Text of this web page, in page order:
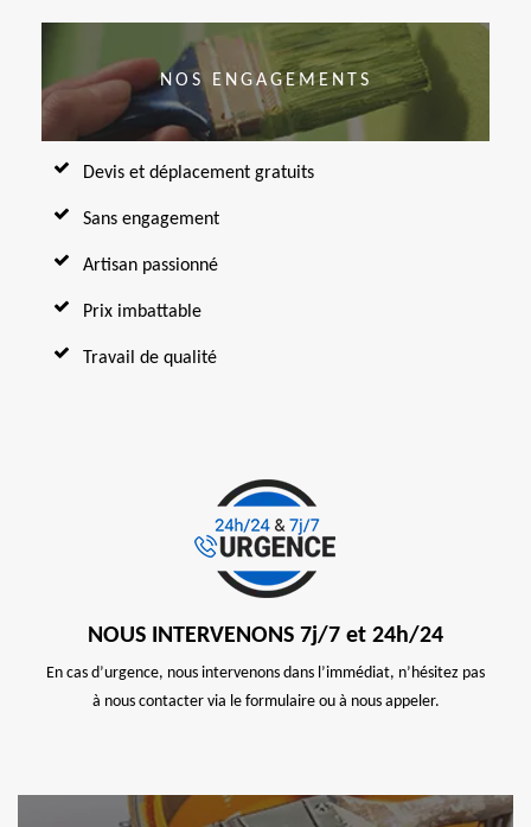
NOS ENGAGEMENTS
Devis et déplacement gratuits
Sans engagement
Artisan passionné
Prix imbattable
Travail de qualité
NOUS INTERVENONS 7j/7 et 24h/24
En cas d’urgence, nous intervenons dans l’immédiat, n’hésitez pas
à nous contacter via le formulaire ou à nous appeler.